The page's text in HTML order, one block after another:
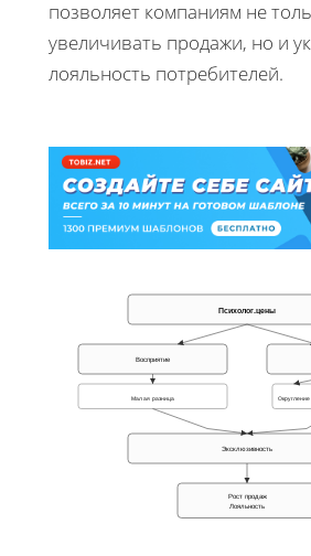
позволяет компаниям не
увеличивать продажи, но и
лояльность потребителей.
Психолог.цены
Восприятие
Малая разница Округление
Эксклюзивность
Рост продаж
Лояльность